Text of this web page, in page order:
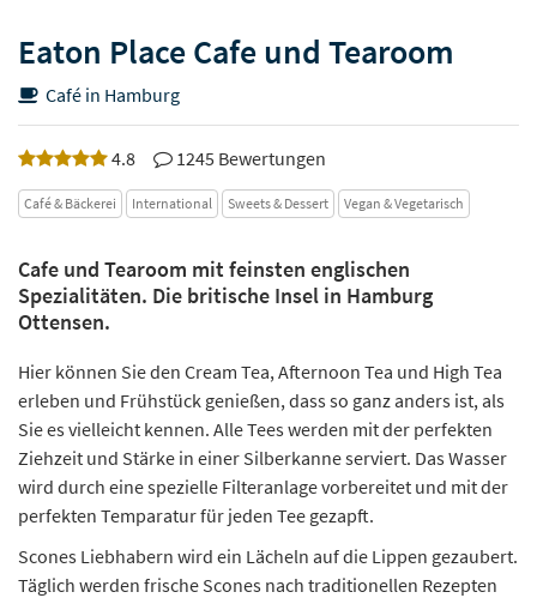
Eaton Place Cafe und Tearoom
Café in Hamburg
4.8 1245 Bewertungen
Café & Bäckerei International Sweets & Dessert Vegan & Vegetarisch
Cafe und Tearoom mit feinsten englischen
Spezialitäten. Die britische Insel in Hamburg
Ottensen.
Hier können Sie den Cream Tea, Afternoon Tea und High Tea
erleben und Frühstück genießen, dass so ganz anders ist, als
Sie es vielleicht kennen. Alle Tees werden mit der perfekten
Ziehzeit und Stärke in einer Silberkanne serviert. Das Wasser
wird durch eine spezielle Filteranlage vorbereitet und mit der
perfekten Temparatur für jeden Tee gezapft.
Scones Liebhabern wird ein Lächeln auf die Lippen gezaubert.
Täglich werden frische Scones nach traditionellen Rezepten